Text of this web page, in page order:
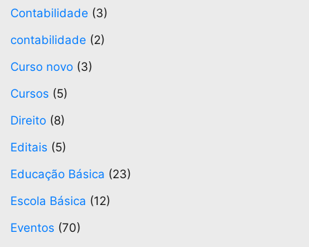
Contabilidade (3)
contabilidade (2)
Curso novo (3)
Cursos (5)
Direito (8)
Editais (5)
Educação Básica (23)
Escola Básica (12)
Eventos (70)